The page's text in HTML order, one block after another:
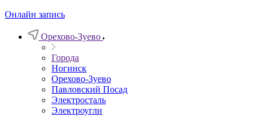
Онлайн запись
Орехово-Зуево
Города
Ногинск
Орехово-Зуево
Павловский Посад
Электросталь
Электроугли